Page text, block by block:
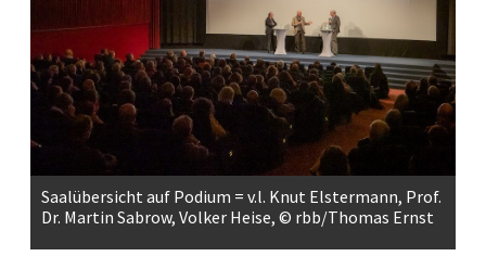
Saalübersicht auf Podium = v.l. Knut Elstermann, Prof.
Dr. Martin Sabrow, Volker Heise, © rbb/Thomas Ernst